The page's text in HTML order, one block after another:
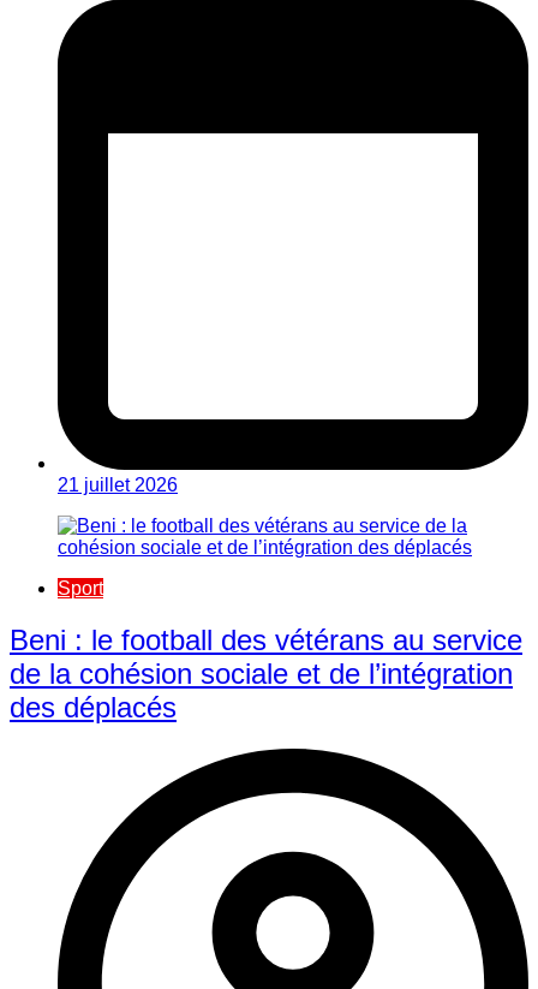
21 juillet 2026
Sport
Beni : le football des vétérans au service
de la cohésion sociale et de l’intégration
des déplacés​